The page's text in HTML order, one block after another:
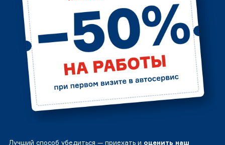
Лучший способ убедиться — приехать и оценить наш